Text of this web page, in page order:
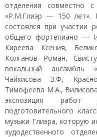
отделения совместно
«Р.М.Глиэр — 150 лет».
состоялся при участии
общего фортепиано —
Киреева Ксения,
Колганов Роман,
вокальный ансамбль
Чайкисова З.Ф,
Тимофеева М.А.,
экспозиция работ
подготовительного
музыки Глиэра, которую
худодественного